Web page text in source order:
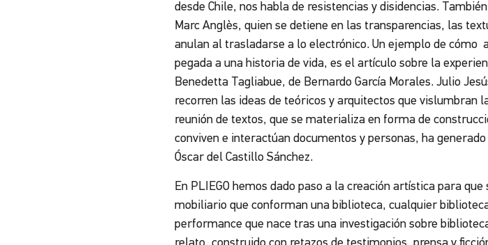
desde Chile, nos habla de resistencias y disidencias.
Marc Anglès, quien se detiene en las transparencias, las
anulan al trasladarse a lo electrónico. Un ejemplo de cómo
pegada a una historia de vida, es el artículo sobre la
Benedetta Tagliabue, de Bernardo García Morales. Julio
recorren las ideas de teóricos y arquitectos que vislumbran
reunión de textos, que se materializa en forma de
conviven e interactúan documentos y personas, ha
Óscar del Castillo Sánchez.
En PLIEGO hemos dado paso a la creación artística para
mobiliario que conforman una biblioteca, cualquier
performance que nace tras una investigación sobre